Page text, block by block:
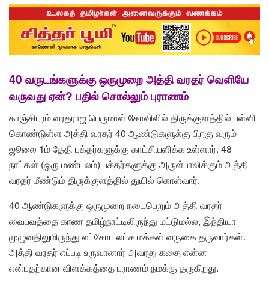
40 வருடங்களுக்கு ஒருமுறை அத்தி வரதர் வெளியே
வருவது ஏன்? பதில் சொல்லும் புராணம்
காஞ்சிபுரம் வரதராஜ பெருமாள் கோவிலில் திருக்குளத்தில் பள்ளி
கொண்டுள்ள அத்தி வரதர் 40 ஆண்டுகளுக்கு பிறகு வரும்
ஜூலை 1ம் தேதி பக்தர்களுக்கு காட்சியளிக்க உள்ளார். 48
நாட்கள் (ஒரு மண்டலம்) பக்தர்களுக்கு அருள்பாலிக்கும் அத்தி
வரதர் மீண்டும் திருக்குளத்தில் துயில் கொள்வார்.
40 ஆண்டுகளுக்கு ஒருமுறை நடைபெறும் அத்தி வரதர்
வைபவத்தை காண தமிழ்நாட்டிலிருந்து மட்டுமல்ல, இந்தியா
முழுவதிலுமிருந்து லட்சோப லட்ச மக்கள் வருகை தருவார்கள்.
அத்தி வரதர் எப்படி உருவானார் அவரது கதை என்ன
என்பதற்கான விளக்கத்தை புராணம் நமக்கு தருகிறது.